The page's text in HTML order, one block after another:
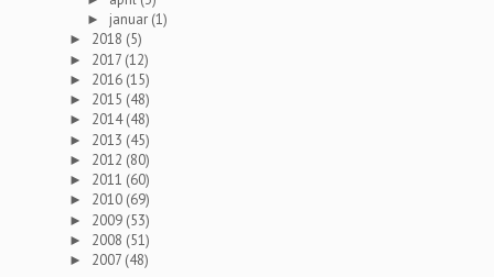
► januar (1)
► 2018 (5)
► 2017 (12)
► 2016 (15)
► 2015 (48)
► 2014(48)
► 2013 (45)
► 2012 (80)
► 2011 (60)
► 2010 (69)
► 2009 (53)
► 2008 (51)
► 2007 (48)